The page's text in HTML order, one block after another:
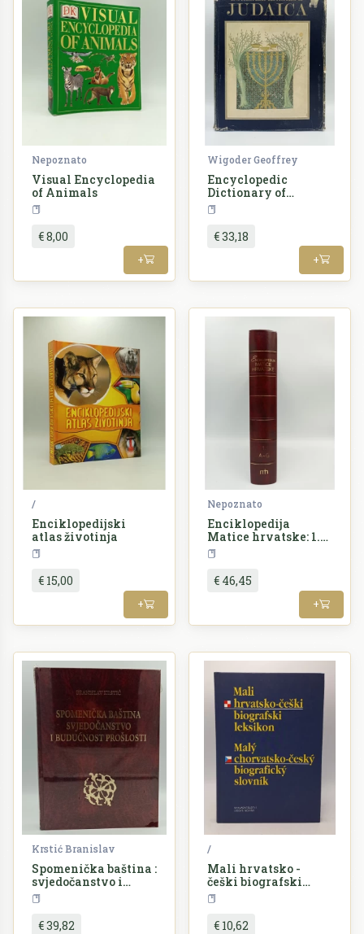
Nepoznato
Visual Encyclopedia
of Animals
€ 8,00
+
Wigoder Geoffrey
Encyclopedic
Dictionary of
Judaica
€ 33,18
+
/
Enciklopedijski
atlas životinja
€ 15,00
+
Nepoznato
Enciklopedija
Matice hrvatske: 1.
A-G
€ 46,45
+
Krstić Branislav
Spomenička baština :
svjedočanstvo i
budućnost prošlosti :
tematska
enciklopedija
€ 39,82
/
Mali hrvatsko -
češki biografski
leksikon
€ 10,62